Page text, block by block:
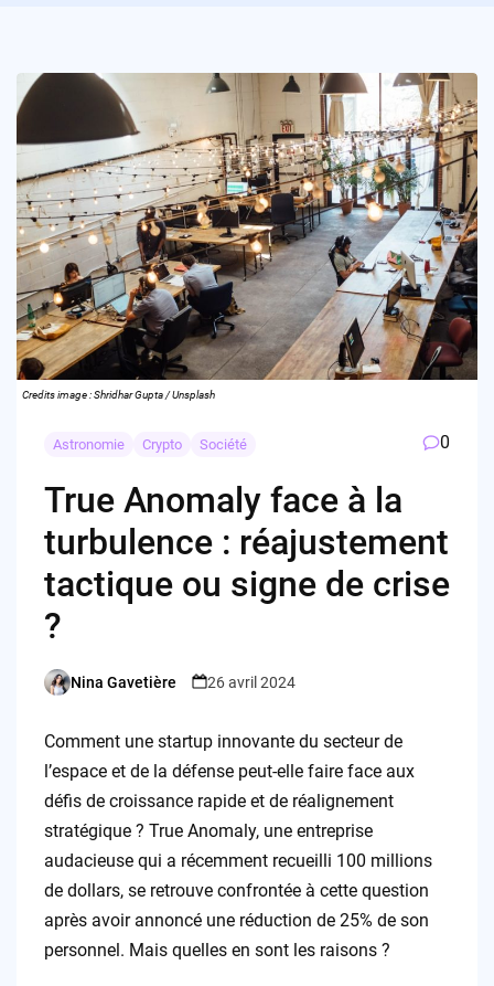
Credits image : Shridhar Gupta / Unsplash
Astronomie Crypto Société 0
True Anomaly face à la
turbulence : réajustement
tactique ou signe de crise
?
Posted
Nina Gavetière 26 avril 2024
Comment une startup innovante du secteur de
l’espace et de la défense peut-elle faire face aux
défis de croissance rapide et de réalignement
stratégique ? True Anomaly, une entreprise
audacieuse qui a récemment recueilli 100 millions
de dollars, se retrouve confrontée à cette question
après avoir annoncé une réduction de 25% de son
personnel. Mais quelles en sont les raisons ?